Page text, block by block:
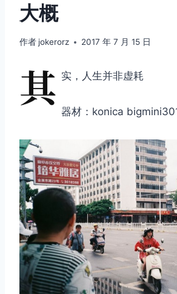
大概
作者 jokerorz 2017 年 7 月 15 日
其 实，人生并非虚耗
器材：konica